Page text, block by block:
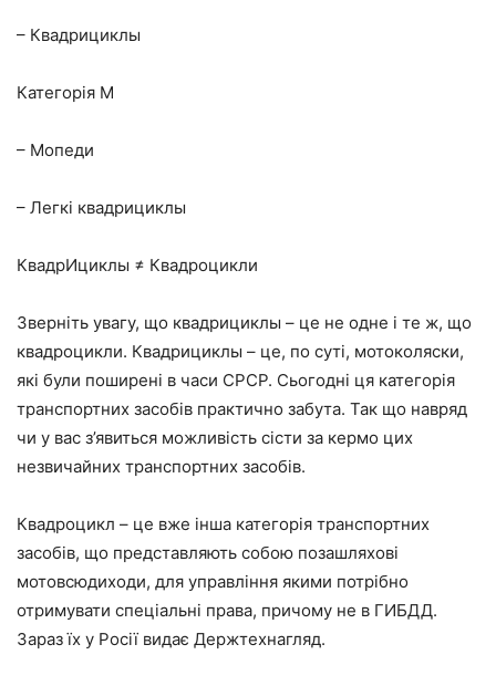
– Квадрициклы
Категорія М
– Мопеди
– Легкі квадрициклы
КвадрИциклы ≠ Квадроцикли
Зверніть увагу, що квадрициклы – це не одне і те ж, що
квадроцикли. Квадрициклы – це, по суті, мотоколяски,
які були поширені в часи СРСР. Сьогодні ця категорія
транспортних засобів практично забута. Так що навряд
чи у вас з’явиться можливість сісти за кермо цих
незвичайних транспортних засобів.
Квадроцикл – це вже інша категорія транспортних
засобів, що представляють собою позашляхові
мотовсюдиходи, для управління якими потрібно
отримувати спеціальні права, причому не в ГИБДД.
Зараз їх у Росії видає Держтехнагляд.